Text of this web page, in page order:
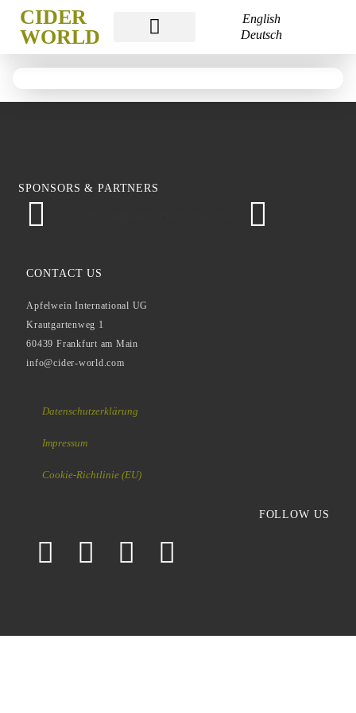
CIDER
WORLD
English
Deutsch
SPONSORS & PARTNERS
CONTACT US
Apfelwein International UG
Krautgartenweg 1
60439 Frankfurt am Main
info@cider-world.com
Datenschutzerklärung
Impressum
Cookie-Richtlinie (EU)
FOLLOW US